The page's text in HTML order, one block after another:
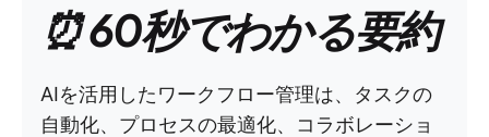
⏰ 60秒でわかる要約
AIを活用したワークフロー管理は、タスクの
自動化、プロセスの最適化、コラボレーショ